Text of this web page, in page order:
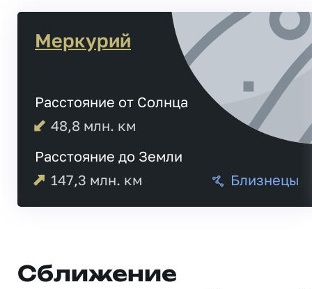
Меркурий
Расстояние от Солнца
48,8 млн. км
Расстояние до Земли
147,3 млн. км Близнецы
Сближение